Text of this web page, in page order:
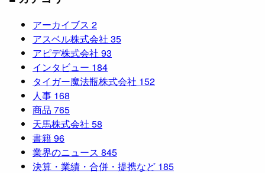
アーカイブス 2
アスベル株式会社 35
アピデ株式会社 93
インタビュー 184
タイガー魔法瓶株式会社 152
人事 168
商品 765
天馬株式会社 58
書籍96
業界のニュース 845
決算・業績・合併・提携など 185